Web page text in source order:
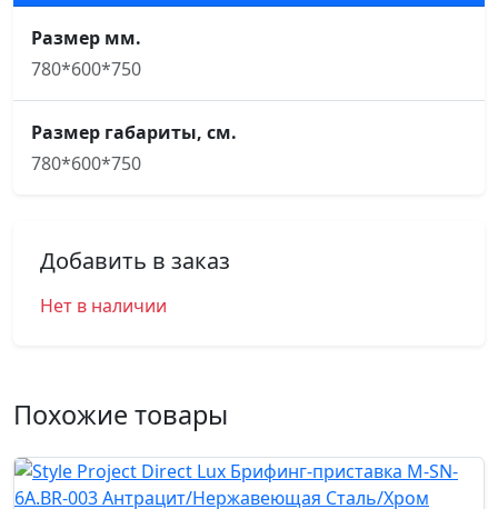
Размер мм.
780*600*750
Размер габариты, см.
780*600*750
Добавить в заказ
Нет в наличии
Похожие товары